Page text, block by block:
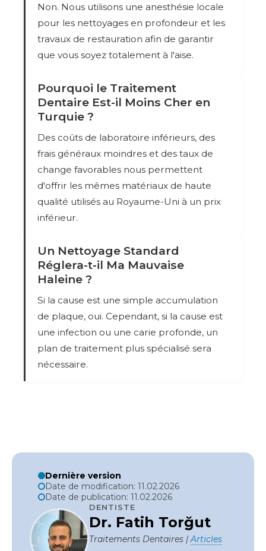
Non. Nous utilisons une anesthésie locale
pour les nettoyages en profondeur et les
travaux de restauration afin de garantir
que vous soyez totalement à l'aise.
Pourquoi le Traitement
Dentaire Est-il Moins Cher en
Turquie ?
Des coûts de laboratoire inférieurs, des
frais généraux moindres et des taux de
change favorables nous permettent
d'offrir les mêmes matériaux de haute
qualité utilisés au Royaume-Uni à un prix
inférieur.
Un Nettoyage Standard
Réglera-t-il Ma Mauvaise
Haleine ?
Si la cause est une simple accumulation
de plaque, oui. Cependant, si la cause est
une infection ou une carie profonde, un
plan de traitement plus spécialisé sera
nécessaire.
Dernière version
Date de modification: 11.02.2026
Date de publication: 11.02.2026
DENTISTE
Dr. Fatih Torğut
Traitements Dentaires |Articles